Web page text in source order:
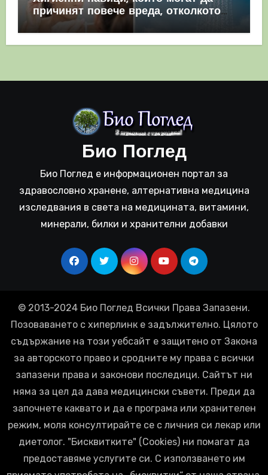
причинят повече вреда, отколкото
полза
Био Поглед
Био Поглед е информационен портал за
здравословно хранене, алтернативна медицина
изследвания в света на медицината, витамини,
минерали, билки и хранителни добавки
© 2013-2024 Био Поглед Всички Права Запазени.
Позоваването с хиперлинк е задължително. Цялото
съдържание на този уебсайт е защитено от Закона
за авторското право и сродните му права с всички
запазени права и законови последици. Сайтът ни
няма за цел да дава медицински съвети. Преди да
започнете каквато и да е програма или хранителен
режим, моля консултирайте се с личния си лекар или
диетолог. "Бисквитките" (Cookies) ни помагат да
предоставяме услугите си. С използването им